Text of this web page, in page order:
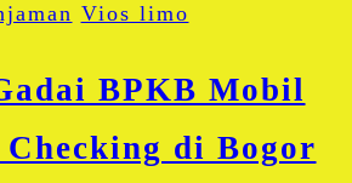
Vios limo
BPKB Mobil
di Bogor